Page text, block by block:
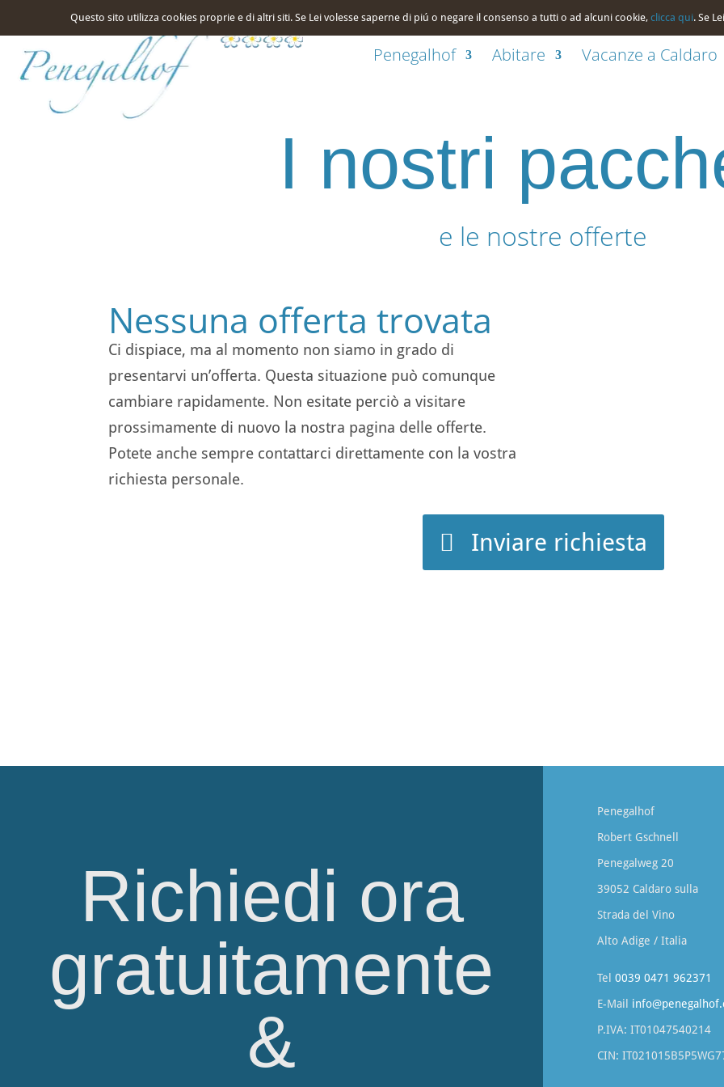
it
Penegalhof Abitare Vacanze a Caldaro
I nostri
e le nostre offerte
Nessuna offerta trovata
Ci dispiace, ma al momento non siamo in grado di
presentarvi un’offerta. Questa situazione può comunque
cambiare rapidamente. Non esitate perciò a visitare
prossimamente di nuovo la nostra pagina delle offerte.
Potete anche sempre contattarci direttamente con la vostra
richiesta personale.
Inviare richiesta
Richiedi ora
gratuitamente
&
Penegalhof
Robert Gschnell
Penegalweg 20
39052 Caldaro sulla
Strada del Vino
Alto Adige / Italia
Tel0039 0471 962371
E-Mail
P.IVA: IT01047540214
CIN:
Questo sito utilizza cookies proprie e di altri siti. Se Lei volesse saperne di piú o negare il consenso a tutti o ad alcuni cookie, clicca qui. Se